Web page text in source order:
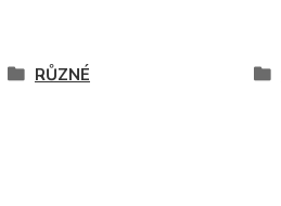
RŮZNÉ